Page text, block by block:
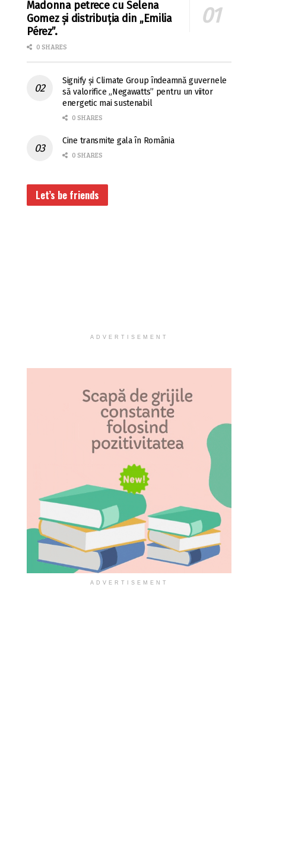
Madonna petrece cu Selena
Gomez și distribuția din „Emilia
Pérez”.
0 SHARES
Signify și Climate Group îndeamnă guvernele
să valorifice „Negawatts” pentru un viitor
energetic mai sustenabil
0 SHARES
Cine transmite gala în România
0 SHARES
Let’s be friends
ADVERTISEMENT
ADVERTISEMENT